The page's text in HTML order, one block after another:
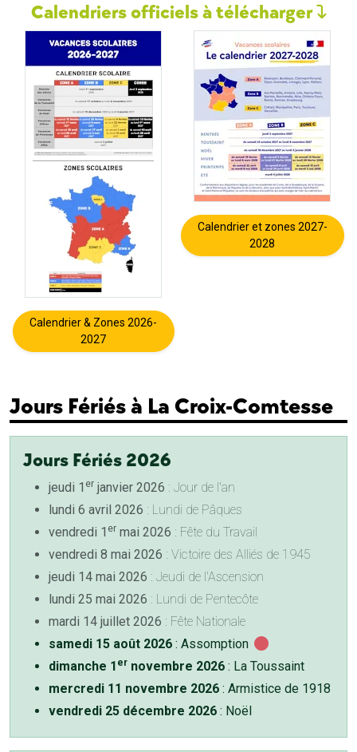
Calendriers officiels à télécharger
Calendrier & Zones 2026-
2027
Calendrier et zones 2027-
2028
Jours Fériés à La Croix-Comtesse
Jours Fériés 2026
jeudi 1 er janvier 2026 : Jour de l'an
lundi 6 avril 2026 : Lundi de Pâques
vendredi 1 er mai 2026 : Fête du Travail
vendredi 8 mai 2026 : Victoire des Alliés de 1945
jeudi 14 mai 2026 : Jeudi de l'Ascension
lundi 25 mai 2026 : Lundi de Pentecôte
mardi 14 juillet 2026 : Fête Nationale
samedi 15 août 2026 : Assomption
dimanche 1 er novembre 2026 : La Toussaint
mercredi 11 novembre 2026 : Armistice de 1918
vendredi 25 décembre 2026 : Noël